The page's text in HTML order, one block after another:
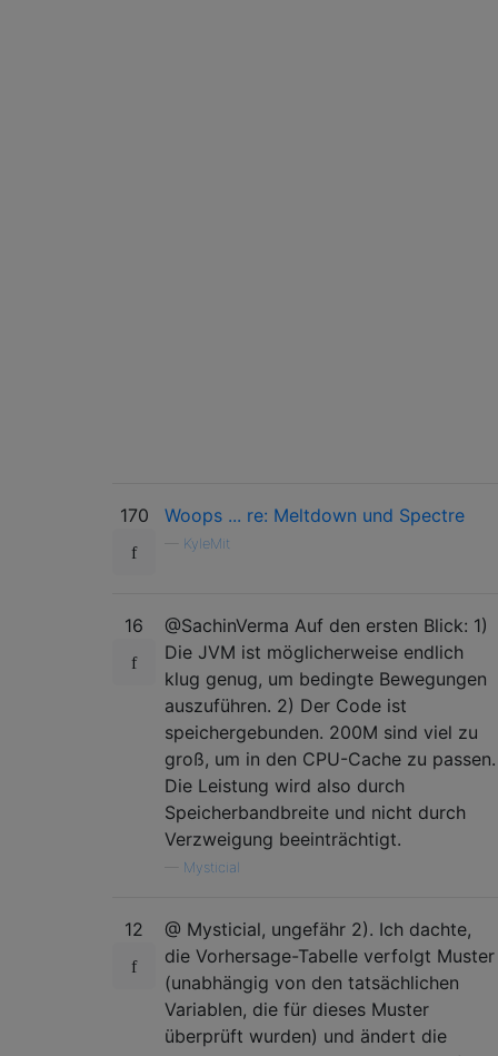
170 Woops ... re: Meltdown und Spectre
KyleMit
16
@SachinVerma Auf den ersten Blick: 1)
Die JVM ist möglicherweise endlich
klug genug, um bedingte Bewegungen
auszuführen. 2) Der Code ist
speichergebunden. 200M sind viel zu
groß, um in den CPU-Cache zu passen.
Die Leistung wird also durch
Speicherbandbreite und nicht durch
Verzweigung beeinträchtigt.
Mysticial
12
@ Mysticial, ungefähr 2). Ich dachte,
die Vorhersage-Tabelle verfolgt Muster
(unabhängig von den tatsächlichen
Variablen, die für dieses Muster
überprüft wurden) und ändert die